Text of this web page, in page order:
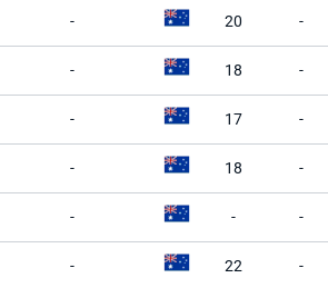
- 20 -
- 18 -
- 17 -
- 18 -
- - -
- 22 -